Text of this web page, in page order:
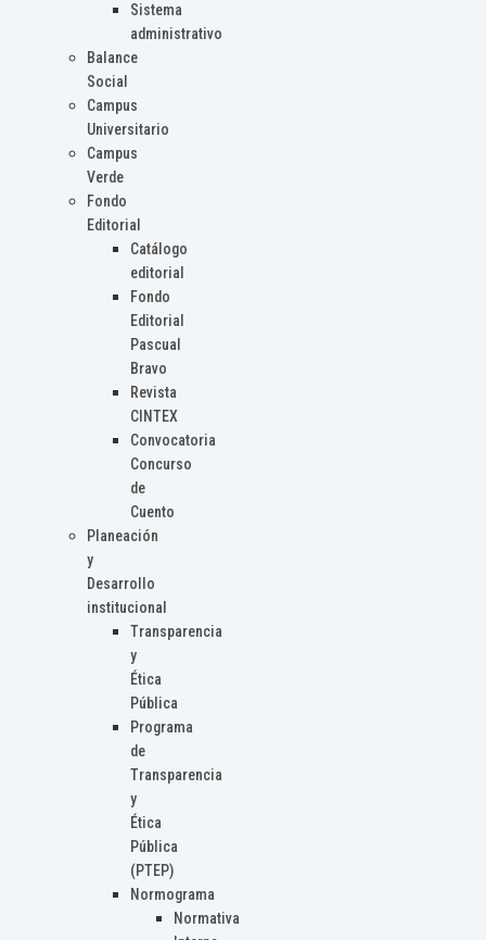
Sistema
administrativo
Balance
Social
Campus
Universitario
Campus
Verde
Fondo
Editorial
Catálogo
editorial
Fondo
Editorial
Pascual
Bravo
Revista
CINTEX
Convocatoria
Concurso
de
Cuento
Planeación
y
Desarrollo
institucional
Transparencia
y
Ética
Pública
Programa
de
Transparencia
y
Ética
Pública
(PTEP)
Normograma
Normativa